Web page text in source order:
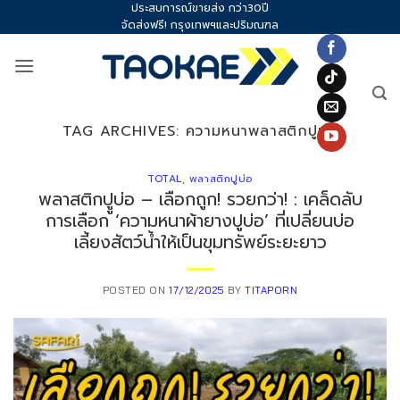
to
ประสบการณ์ขายส่ง กว่า30ปี
จัดส่งฟรี! กรุงเทพฯและปริมณฑล
TAG ARCHIVES: ความหนาพลาสติกปูบ่อ
TOTAL, พลาสติกปูบ่อ
พลาสติกปููบ่อ – เลือกถูก! รวยกว่า! : เคล็ดลับ
การเลือก ‘ความหนาผ้ายางปูบ่อ’ ที่เปลี่ยนบ่อ
เลี้ยงสัตว์น้ำให้เป็นขุมทรัพย์ระยะยาว
POSTED ON17/12/2025 BY TITAPORN